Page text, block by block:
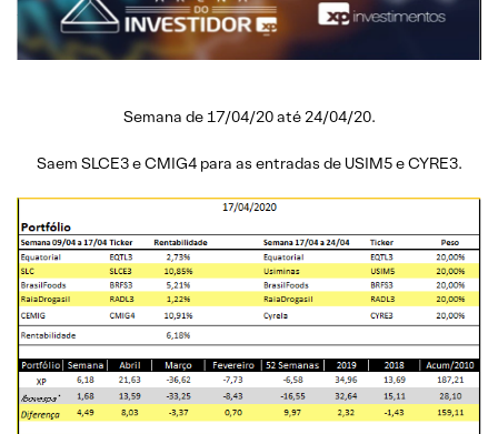
Semana de 17/04/20 até 24/04/20.
Saem SLCE3 e CMIG4 para as entradas de USIM5 e CYRE3.